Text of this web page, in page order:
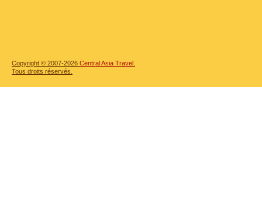
Copyright © 2007-2026 Central Asia Travel.
Tous droits réservés.